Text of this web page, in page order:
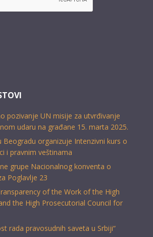
pozivanje UN misije za utvrđivanje
udaru na građane 15. marta 2025.
Beogradu organizuje Intenzivni kurs o
i pravnim veštinama
grupe Nacionalnog konventa o
Poglavlje 23
of the Work of the High
the High Prosecutorial Council for
rada pravosudnih saveta u Srbiji“